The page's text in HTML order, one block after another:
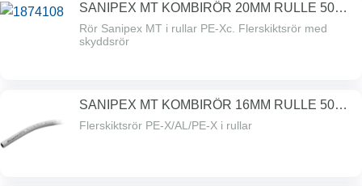
SANIPEX MT KOMBIRÖR 20MM RULLE 50M
PN10
Rör Sanipex MT i rullar PE-Xc. Flerskiktsrör med
skyddsrör
SANIPEX MT KOMBIRÖR 16MM RULLE 50M
PN10
Flerskiktsrör PE-X/AL/PE-X i rullar